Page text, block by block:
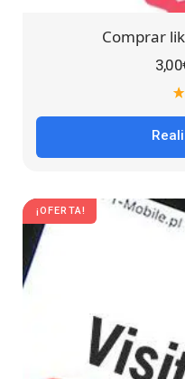
Comprar
3,00
¡OFERTA!